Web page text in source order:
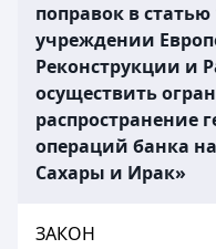
поправок в
учреждении
Реконструкции и
осуществить
распространение
операций банка
Сахары и Ирак»
ЗАКОН